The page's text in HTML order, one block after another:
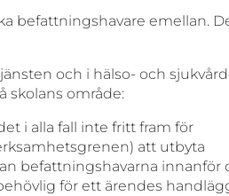
befattningshavare emellan.
och i hälso- och
skolans område:
i alla fall inte fritt fram för
att utbyta
befattningshavarna innanför
för ett ärendes